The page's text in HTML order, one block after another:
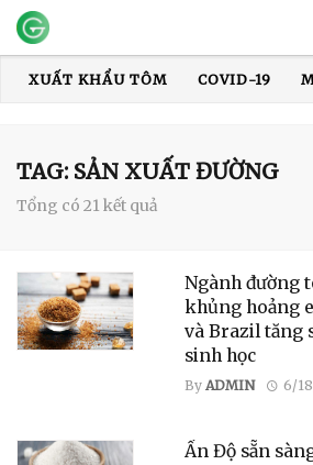
XUẤT KHẨU TÔM COVID-19
TAG: SẢN XUẤT ĐƯỜNG
Tổng có 21 kết quả
Ngành đường
khủng hoảng
và Brazil tăng
sinh học
By ADMIN 6/
Ấn Độ sẵn